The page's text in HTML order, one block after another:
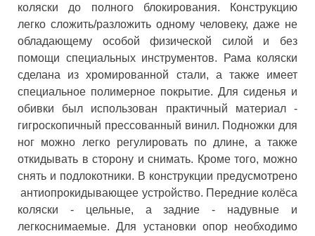
коляски до полного блокирования. Конструкцию
легко сложить/разложить одному человеку, даже не
обладающему особой физической силой и без
помощи специальных инструментов. Рама коляски
сделана из хромированной стали, а также имеет
специальное полимерное покрытие. Для сиденья и
обивки был использован практичный материал -
гигроскопичный прессованный винил. Подножки для
ног можно легко регулировать по длине, а также
откидывать в сторону и снимать. Кроме того, можно
снять и подлокотники. В конструкции предусмотрено
антиопрокидывающее устройство. Передние колёса
коляски - цельные, а задние - надувные и
легкоснимаемые. Для установки опор необходимо